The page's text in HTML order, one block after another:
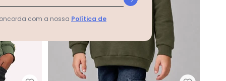
com a nossa Política de